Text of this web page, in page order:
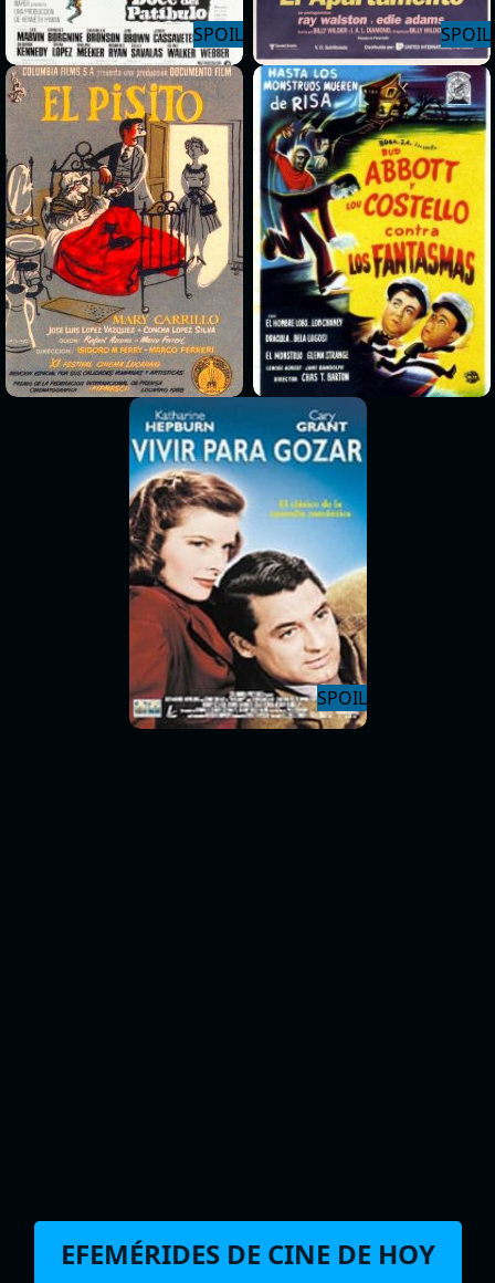
> >
>
EFEMÉRIDES DE CINE DE HOY